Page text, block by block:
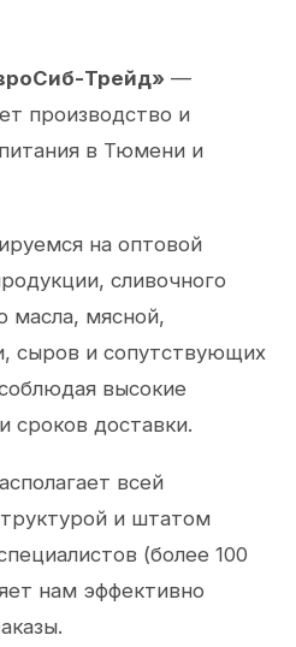
Трейд» —
производство и
в Тюмени и
на оптовой
сливочного
масла, мясной,
сыров и сопутствующих
высокие
сроков доставки.
всей
и штатом
(более 100
нам эффективно